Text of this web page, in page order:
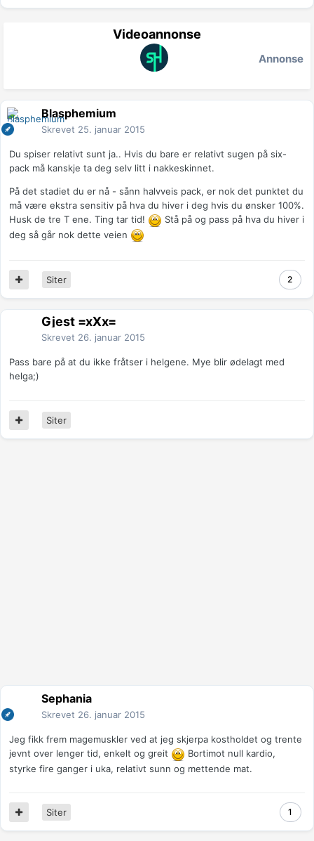
Videoannonse
Annonse
Blasphemium
Skrevet 25. januar 2015
Du spiser relativt sunt ja.. Hvis du bare er relativt sugen på six-
pack må kanskje ta deg selv litt i nakkeskinnet.
På det stadiet du er nå - sånn halvveis pack, er nok det punktet du
må være ekstra sensitiv på hva du hiver i deg hvis du ønsker 100%.
Husk de tre T ene. Ting tar tid!
Stå på og pass på hva du hiver i
deg så går nok dette veien
2
Siter
Gjest =xXx=
Skrevet 26. januar 2015
Pass bare på at du ikke fråtser i helgene. Mye blir ødelagt med
helga;)
Siter
Sephania
Skrevet 26. januar 2015
Jeg fikk frem magemuskler ved at jeg skjerpa kostholdet og trente
jevnt over lenger tid, enkelt og greit
Bortimot null kardio,
styrke fire ganger i uka, relativt sunn og mettende mat.
1
Siter